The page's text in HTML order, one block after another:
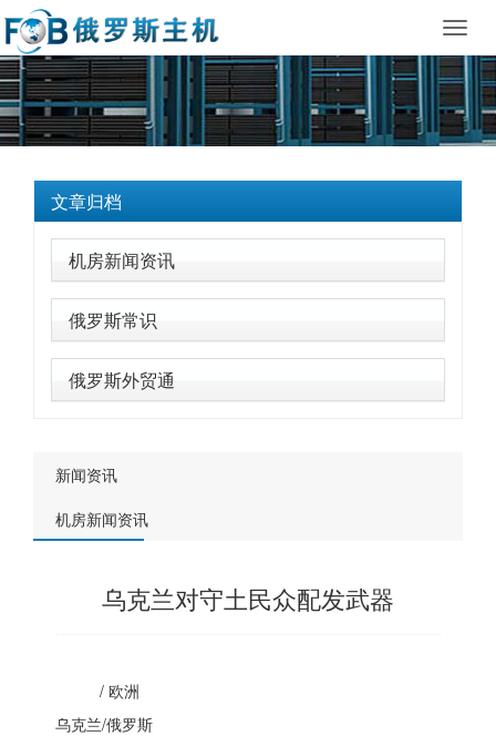
文章归档
机房新闻资讯
俄罗斯常识
俄罗斯外贸通
新闻资讯
机房新闻资讯
乌克兰对守土民众配发武器
/ 欧洲
乌克兰/俄罗斯